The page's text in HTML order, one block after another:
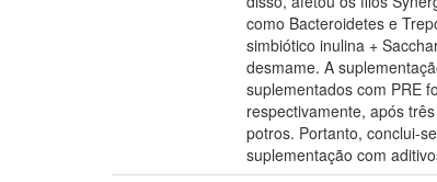
como Bacteroidetes e
simbiótico inulina +
desmame. A
suplementados com PRE
respectivamente, após
potros. Portanto, conclui-
suplementação com